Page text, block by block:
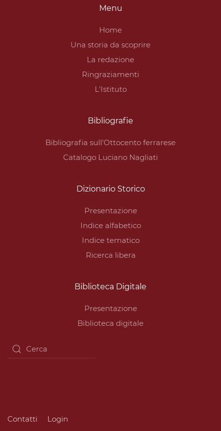
Menu
Home
Una storia da scoprire
La redazione
Ringraziamenti
L'Istituto
Bibliografie
Bibliografia sull'Ottocento ferrarese
Catalogo Luciano Nagliati
Dizionario Storico
Presentazione
Indice alfabetico
Indice tematico
Ricerca libera
Biblioteca Digitale
Presentazione
Biblioteca digitale
Contatti Login